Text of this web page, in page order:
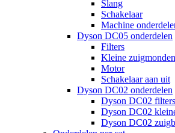
Slang
Schakelaar
Machine
Dyson DC05 onderdelen
Filters
Kleine zuigmonden
Motor
Schakelaar aan uit
Dyson DC02 onderdelen
Dyson DC02 filters
Dyson DC02
Dyson DC02